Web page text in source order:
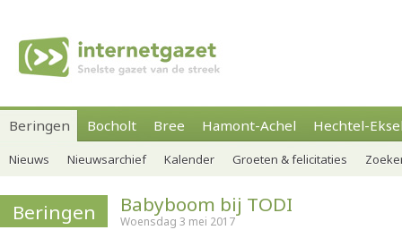
Beringen Bocholt Bree Hamont-Achel Hechtel-
Nieuws Nieuwsarchief Kalender Groeten & felicitaties
Beringen Babyboom bij TODI
Woensdag 3 mei 2017